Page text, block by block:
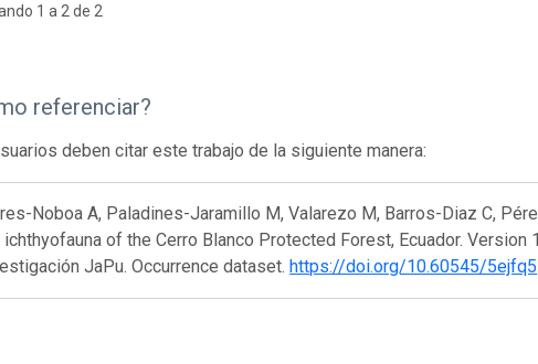
1 a 2 de 2
referenciar?
deben citar este trabajo de la siguiente manera:
Noboa A, Paladines-Jaramillo M, Valarezo M, Barros-Diaz C,
ichthyofauna of the Cerro Blanco Protected Forest, Ecuador. Version
JaPu. Occurrence dataset.https://doi.org/10.60545/5ejfq5